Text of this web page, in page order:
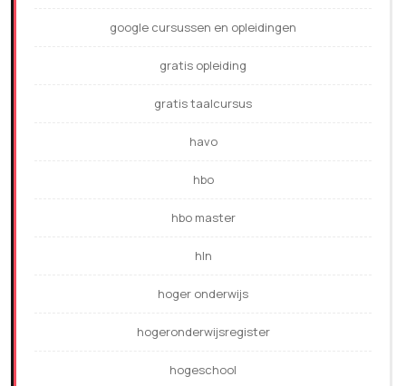
google cursussen en opleidingen
gratis opleiding
gratis taalcursus
havo
hbo
hbo master
hln
hoger onderwijs
hogeronderwijsregister
hogeschool